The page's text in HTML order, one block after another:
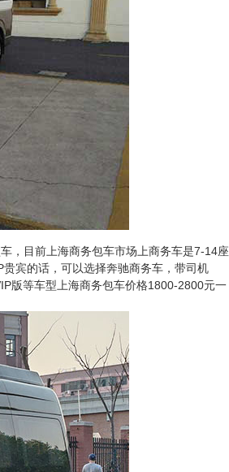
，目前上海商务包车市场上商务车是7-14座
宾的话，可以选择奔驰商务车，带司机
版等车型上海商务包车价格1800-2800元一